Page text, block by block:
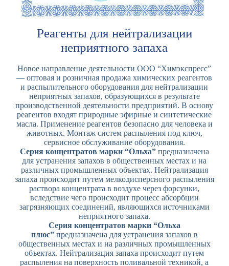
Реагенты для нейтрализации
неприятного запаха
Новое направление деятельности ООО “Химэкспресс”
— оптовая и розничная продажа химических реагентов
и распылительного оборудования для нейтрализации
неприятных запахов, образующихся в результате
производственной деятельности предприятий. В основу
реагентов входят природные эфирные и синтетические
масла. Применение реагентов безопасно для человека и
животных. Монтаж систем распыления под ключ,
сервисное обслуживание оборудования.
Серия концентратов марки “Ольха”предназначена
для устранения запахов в общественных местах и на
различных промышленных объектах. Нейтрализация
запаха происходит путем мелкодисперсного распыления
раствора концентрата в воздухе через форсунки,
вследствие чего происходит процесс абсорбции
загрязняющих соединений, являющихся источниками
неприятного запаха.
Серия концентратов марки “Ольха
плюс” предназначена для устранения запахов в
общественных местах и на различных промышленных
объектах. Нейтрализация запаха происходит путем
распыления на поверхность поливальной техникой, а